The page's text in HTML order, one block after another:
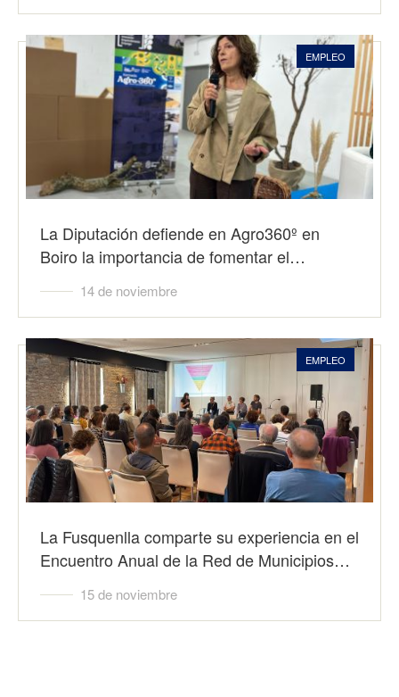
EMPLEO
La Diputación defiende en Agro360º en
Boiro la importancia de fomentar el…
14 de noviembre
EMPLEO
La Fusquenlla comparte su experiencia en el
Encuentro Anual de la Red de Municipios…
15 de noviembre